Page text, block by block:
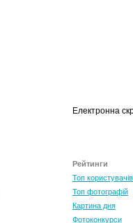
Електронна
Рейтинги
Топ користувачів
Топ фотографій
Картина дня
Фотоконкурси